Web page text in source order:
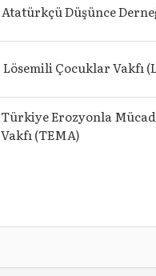
Atatürkçü Düşünce
Lösemili Çocuklar Vakfı
Türkiye Erozyonla
Vakfı (TEMA)